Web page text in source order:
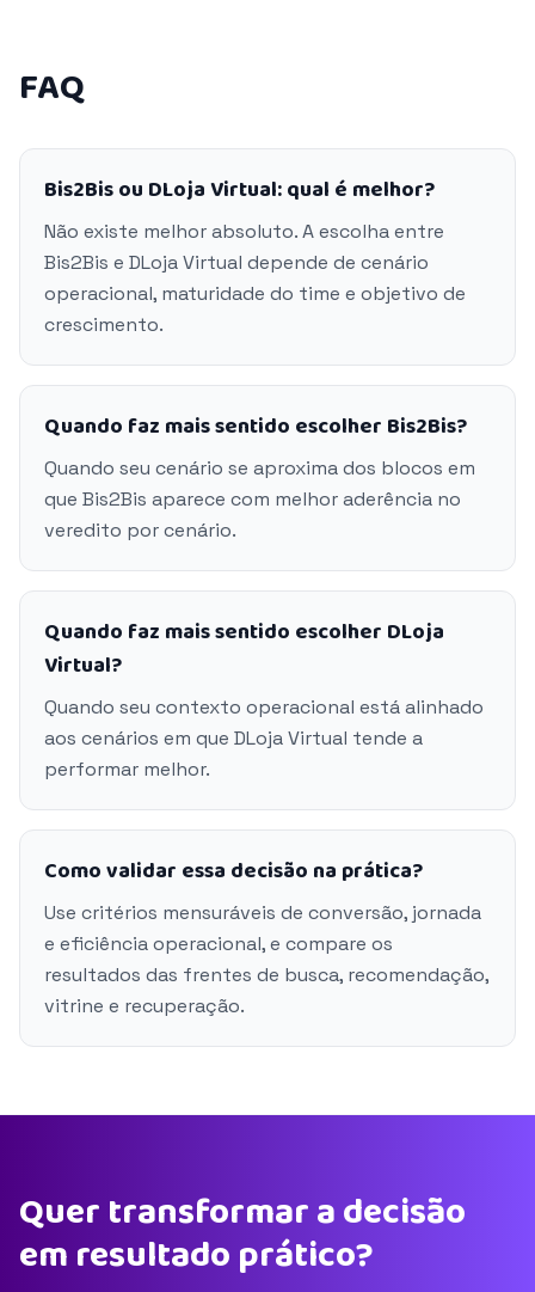
FAQ
Bis2Bis ou DLoja Virtual: qual é melhor?
Não existe melhor absoluto. A escolha entre
Bis2Bis e DLoja Virtual depende de cenário
operacional, maturidade do time e objetivo de
crescimento.
Quando faz mais sentido escolher Bis2Bis?
Quando seu cenário se aproxima dos blocos em
que Bis2Bis aparece com melhor aderência no
veredito por cenário.
Quando faz mais sentido escolher DLoja
Virtual?
Quando seu contexto operacional está alinhado
aos cenários em que DLoja Virtual tende a
performar melhor.
Como validar essa decisão na prática?
Use critérios mensuráveis de conversão, jornada
e eficiência operacional, e compare os
resultados das frentes de busca, recomendação,
vitrine e recuperação.
Quer transformar a decisão
em resultado prático?